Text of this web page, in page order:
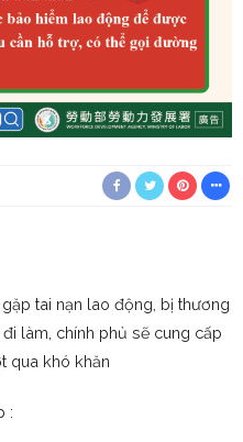
tai nạn lao động, bị thương
làm, chính phủ sẽ cung cấp
qua khó khăn
: